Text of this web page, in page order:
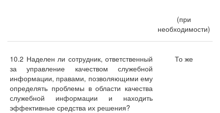
(при
необходимости)
10.2 Наделен ли сотрудник, ответственный
за управление качеством служебной
информации, правами, позволяющими ему
определять проблемы в области качества
служебной информации и находить
эффективные средства их решения?
То же